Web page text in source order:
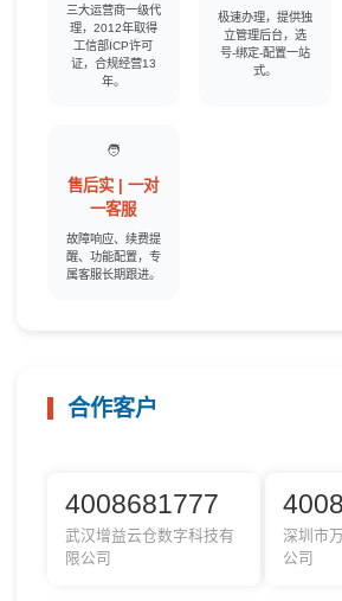
三大运营商一级代
理，2012年取得
工信部ICP许可
证，合规经营13
年。
极速办理，提供独
立管理后台，选
号-绑定-配置一站
式。
🧑‍
售后实 | 一对
一客服
故障响应、续费提
醒、功能配置，专
属客服长期跟进。
合作客户
4008681777
武汉增益云仓数字科技有
限公司
深圳市
公司